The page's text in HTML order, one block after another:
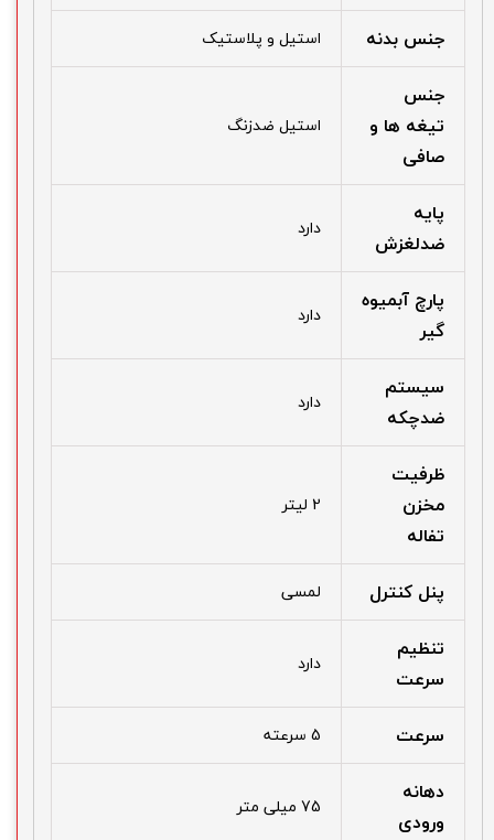
جنس بدنه استیل و پلاستیک
جنس
تیغه ها و
صافی
استیل ضدزنگ
پایه
ضدلغزش
دارد
پارچ آبمیوه
گیر
دارد
سیستم
ضدچکه
دارد
ظرفیت
مخزن
تفاله
2 لیتر
پنل کنترل لمسی
تنظیم
سرعت
دارد
سرعت 5 سرعته
دهانه
ورودی
75 میلی متر